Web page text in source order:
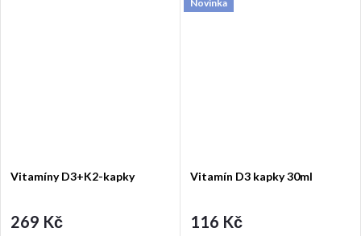
Vitamíny D3+K2-kapky
269 Kč
Novinka
Vitamín D3 kapky 30ml
116 Kč